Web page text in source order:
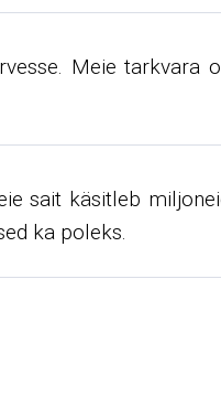
Meie tarkvara
sait käsitleb
ka poleks.